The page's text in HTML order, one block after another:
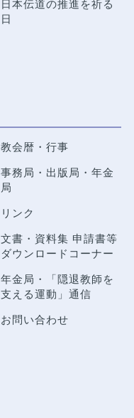
日本伝道の推進を祈る
日
教会暦・行事
事務局・出版局・年金
局
リンク
文書・資料集 申請書等
ダウンロードコーナー
年金局・
「隠退教師を
支える運動」通信
お問い合わせ